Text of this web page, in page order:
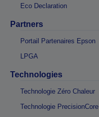
Eco Declaration
Partners
Portail Partenaires Epson
LPGA
Technologies
Technologie Zéro Chaleur
Technologie PrecisionCore